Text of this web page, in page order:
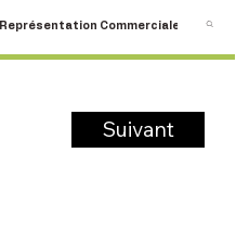
Représentation Commerciale SAV
Suivant